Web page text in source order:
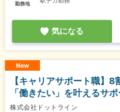
勤務地
気になる
New
【キャリアサポート職】8
「働きたい」を叶えるサポ
株式会社ドットライン